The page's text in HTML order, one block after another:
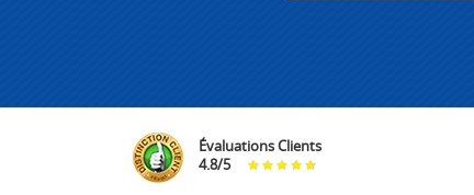
Évaluations Clients
4.8/5